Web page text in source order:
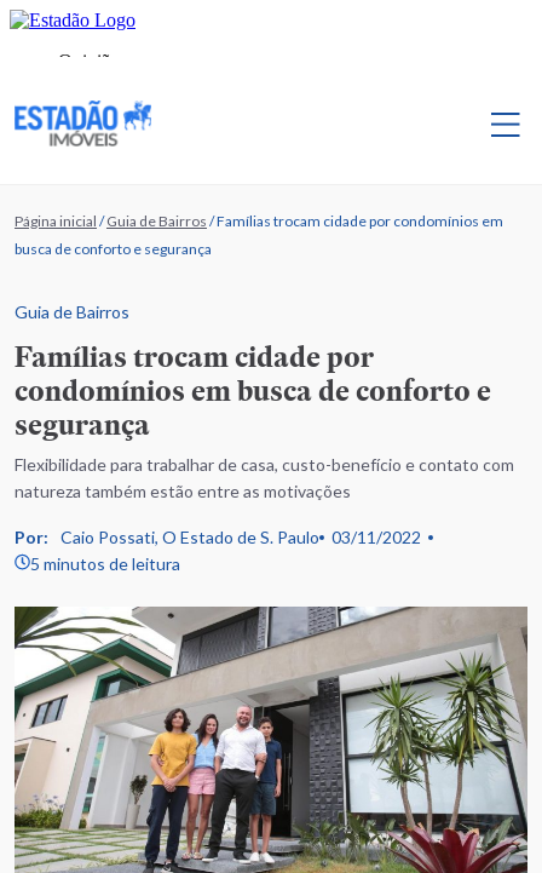
Página inicial /Guia de Bairros /Famílias trocam cidade por condomínios em
busca de conforto e segurança
Guia de Bairros
Famílias trocam cidade por
condomínios em busca de conforto e
segurança
Flexibilidade para trabalhar de casa, custo-benefício e contato com
natureza também estão entre as motivações
Por: Caio Possati, O Estado de S. Paulo
03/11/2022
5 minutos de leitura